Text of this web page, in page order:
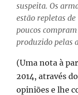
suspeita. Os
estão repletas
poucos
produzido pelas
(Uma nota à
2014, através
opiniões e lhe